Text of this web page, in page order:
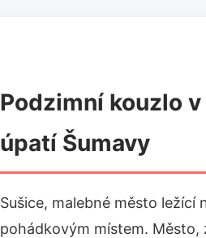
Podzimní kouzlo
úpatí Šumavy
Sušice, malebné město ležící
pohádkovým místem.